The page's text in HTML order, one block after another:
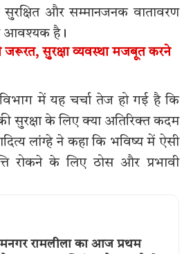
सुरक्षित और सम्मानजनक वातावरण
आवश्यक है।
जरूरत, सुरक्षा व्यवस्था मजबूत करने
में यह चर्चा तेज हो गई है कि
सुरक्षा के लिए क्या अतिरिक्त कदम
लांग्हे ने कहा कि भविष्य में ऐसी
रोकने के लिए ठोस और प्रभावी
रामलीला का आज प्रथम